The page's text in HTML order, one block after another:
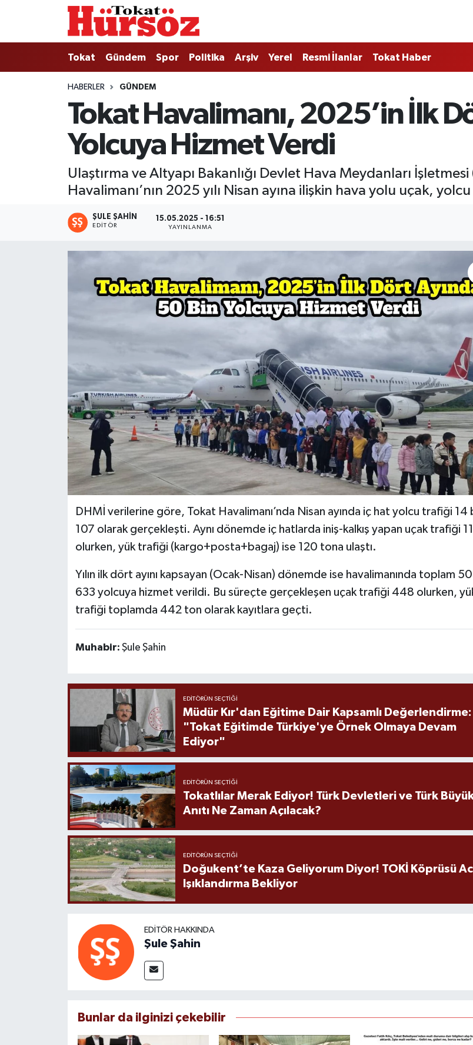
Tokat Gündem Spor Politika Arşiv Yerel Resmi İlanlar Tokat Haber
HABERLER GÜNDEM
Tokat Havalimanı, 2025’in İlk
Yolcuya Hizmet Verdi
Ulaştırma ve Altyapı Bakanlığı Devlet Hava Meydanları
Havalimanı’nın 2025 yılı Nisan ayına ilişkin hava yolu uçak,
ŞULE ŞAHIN
EDITÖR
15.05.2025 - 16:51
YAYINLANMA
DHMİ verilerine göre, Tokat Havalimanı’nda Nisan ayında iç hat yolcu trafiği 14
107 olarak gerçekleşti. Aynı dönemde iç hatlarda iniş-kalkış yapan uçak trafiği
olurken, yük trafiği (kargo+posta+bagaj) ise 120 tona ulaştı.
Yılın ilk dört ayını kapsayan (Ocak-Nisan) dönemde ise havalimanında toplam
633 yolcuya hizmet verildi. Bu süreçte gerçekleşen uçak trafiği 448 olurken,
trafiği toplamda 442 ton olarak kayıtlara geçti.
Muhabir: Şule Şahin
EDITÖRÜN SEÇTIĞI
Müdür Kır'dan Eğitime Dair Kapsamlı Değerlendirme:
"Tokat Eğitimde Türkiye'ye Örnek Olmaya Devam
Ediyor"
EDITÖRÜN SEÇTIĞI
Tokatlılar Merak Ediyor! Türk Devletleri ve Türk
Anıtı Ne Zaman Açılacak?
EDITÖRÜN SEÇTIĞI
Doğukent’te Kaza Geliyorum Diyor! TOKİ Köprüsü
Işıklandırma Bekliyor
EDITÖR HAKKINDA
Şule Şahin
Bunlar da ilginizi çekebilir
Tokat
Türkiye Gündemi
Gündem
Politika
Tokat Spor
Nöbetçi Eczaneler
Hava Durumu
Tokat Namaz Vakitleri
Trafik Durumu
Tüm Manşetler
Son Dakika Haberleri